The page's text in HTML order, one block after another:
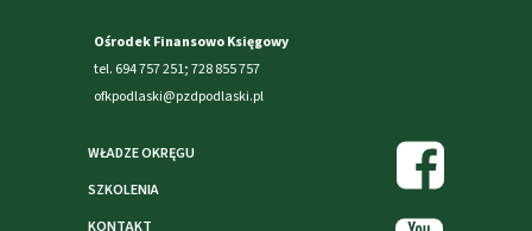
Ośrodek Finansowo Księgowy
tel. 694 757 251; 728 855 757
ofkpodlaski@pzdpodlaski.pl
WŁADZE OKRĘGU
SZKOLENIA
KONTAKT